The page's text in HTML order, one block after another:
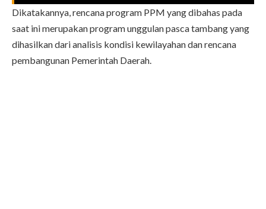
Dikatakannya, rencana program PPM yang dibahas pada
saat ini merupakan program unggulan pasca tambang yang
dihasilkan dari analisis kondisi kewilayahan dan rencana
pembangunan Pemerintah Daerah.